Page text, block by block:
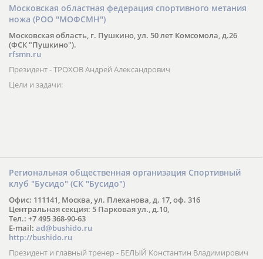
Московская областная федерация спортивного метания
ножа (РОО "МОФСМН")
Московская область, г. Пушкино, ул. 50 лет Комсомола, д.26
(ФСК "Пушкино").
rfsmn.ru
Президент - ТРОХОВ Андрей Александрович
Цели и задачи:
Региональная общественная организация Спортивный
клуб "Бусидо" (СК "Бусидо")
Офис: 111141, Москва, ул. Плеханова, д. 17, оф. 316
Центральная секция: 5 Парковая ул., д.10,
Тел.: +7 495 368-90-63
E-mail: ad@bushido.ru
http://bushido.ru
Президент и главный тренер - БЕЛЫЙ Константин Владимирович